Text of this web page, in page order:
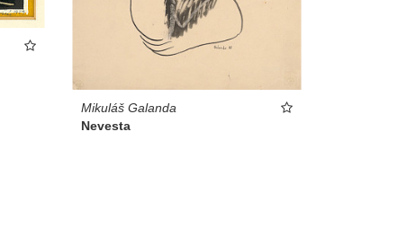
Mikuláš Galanda
Nevesta